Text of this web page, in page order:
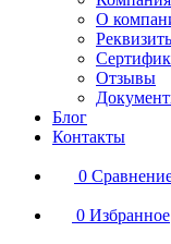
О
Отзывы
Блог
Контакты
0
0 Избранное